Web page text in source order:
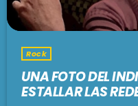
Rock
UNA FOTO DEL
ESTALLAR LAS